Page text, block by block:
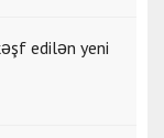
edilən yeni